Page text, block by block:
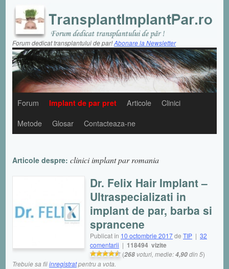
Forum dedicat transplantului de par!Abonare la Newsletter
Forum Implant de par pret Articole
Clinici
Metode
Glosar Contacteaza-ne
Articole despre: clinici implant par romania
Dr. Felix Hair Implant –
Ultraspecializati in
implant de par, barba si
sprancene
Publicat în 10 octombrie 2017de TIP | 32
comentarii | 118494 vizite
(268 voturi, medie:4,90din 5)
Trebuie sa fiiinregistratpentru a vota.